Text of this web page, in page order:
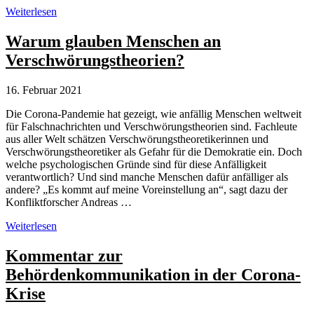
Bedrohung
Demokratie
durch
Verschwörungstheorien
Digitalgiganten
Weiterlesen
Warum glauben Menschen an
Verschwörungstheorien?
16. Februar 2021
Die Corona-Pandemie hat gezeigt, wie anfällig Menschen weltweit
für Falschnachrichten und Verschwörungstheorien sind. Fachleute
aus aller Welt schätzen Verschwörungstheoretikerinnen und
Verschwörungstheoretiker als Gefahr für die Demokratie ein. Doch
welche psychologischen Gründe sind für diese Anfälligkeit
verantwortlich? Und sind manche Menschen dafür anfälliger als
andere? „Es kommt auf meine Voreinstellung an“, sagt dazu der
Konfliktforscher Andreas …
Warum
Menschen
an
Verschwörungstheorien?
Weiterlesen
Kommentar zur
Behördenkommunikation in der Corona-
Krise